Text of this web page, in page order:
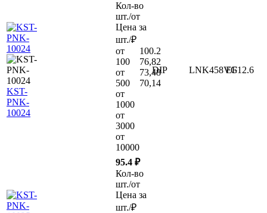
KST-
PNK-
10024
Кол-во
шт./от
Цена за
шт./₽
от
100
от
500
от
1000
от
3000
от
10000
100.2
76,82
73,48
70,14
DIP LNK458VGEF12.6
95.4 ₽
Кол-во
шт./от
Цена за
шт./₽